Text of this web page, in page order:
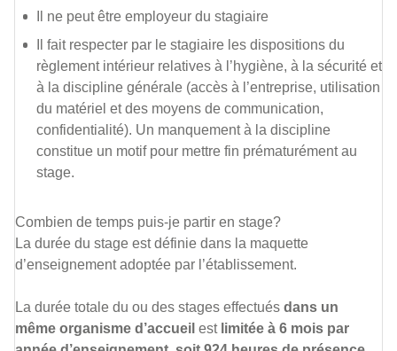
Il ne peut être employeur du stagiaire
Il fait respecter par le stagiaire les dispositions du
règlement intérieur relatives à l’hygiène, à la sécurité et
à la discipline générale (accès à l’entreprise, utilisation
du matériel et des moyens de communication,
confidentialité). Un manquement à la discipline
constitue un motif pour mettre fin prématurément au
stage.
Combien de temps puis-je partir en stage?
La durée du stage est définie dans la maquette
d’enseignement adoptée par l’établissement.
La durée totale du ou des stages effectués dans un
même organisme d’accueil est limitée à 6 mois par